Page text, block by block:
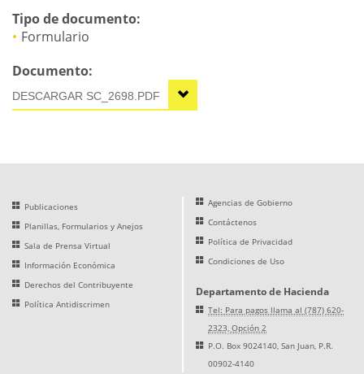
Tipo de documento:
Formulario
Documento:
SC_2698.PDF
Publicaciones
Planillas, Formularios y Anejos
Sala de Prensa Virtual
Información Económica
Derechos del Contribuyente
Política Antidiscrimen
Agencias de Gobierno
Contáctenos
Política de Privacidad
Condiciones de Uso
Departamento de Hacienda
Tel: Para pagos llama al (787) 620-
2323, Opción 2
P.O. Box 9024140, San Juan, P.R.
00902-4140